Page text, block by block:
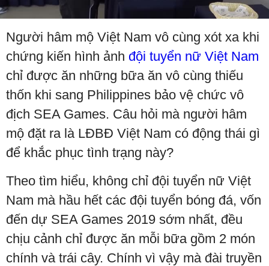
Video
Người hâm mộ Việt Nam vô cùng xót xa khi
chứng kiến hình ảnh đội tuyển nữ Việt Nam
chỉ được ăn những bữa ăn vô cùng thiếu
thốn khi sang Philippines bảo vệ chức vô
địch SEA Games. Câu hỏi mà người hâm
mộ đặt ra là LĐBĐ Việt Nam có động thái gì
để khắc phục tình trạng này?
Theo tìm hiểu, không chỉ đội tuyển nữ Việt
Nam mà hầu hết các đội tuyển bóng đá, vốn
đến dự SEA Games 2019 sớm nhất, đều
chịu cảnh chỉ được ăn mỗi bữa gồm 2 món
chính và trái cây. Chính vì vậy mà đài truyền